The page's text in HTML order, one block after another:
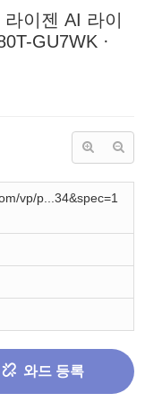
이젠 AI 라이
GU7WK ·
vp/p...34&spec=1
와드 등록